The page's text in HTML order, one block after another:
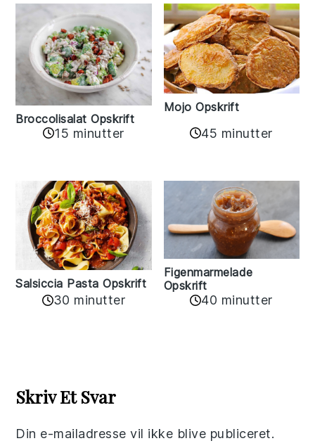
Broccolisalat Opskrift
15 minutter
Mojo Opskrift
45 minutter
Salsiccia Pasta Opskrift
30 minutter
Figenmarmelade
Opskrift
40 minutter
Interactions
Skriv Et Svar
Din e-mailadresse vil ikke blive publiceret.